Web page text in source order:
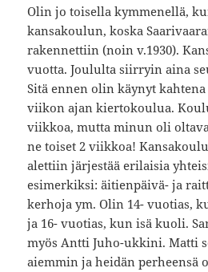
Olin jo toisella kymmenellä,
kansakoulun, koska
rakennettiin (noin v.1930).
vuotta. Joululta siirryin aina
Sitä ennen olin käynyt
viikon ajan kiertokoulua.
viikkoa, mutta minun oli
ne toiset 2 viikkoa!
alettiin järjestää erilaisia
esimerkiksi: äitienpäivä- ja
kerhoja ym. Olin 14- vuotias,
ja 16- vuotias, kun isä kuoli.
myös Antti Juho-ukkini. Matti
aiemmin ja heidän perheensä